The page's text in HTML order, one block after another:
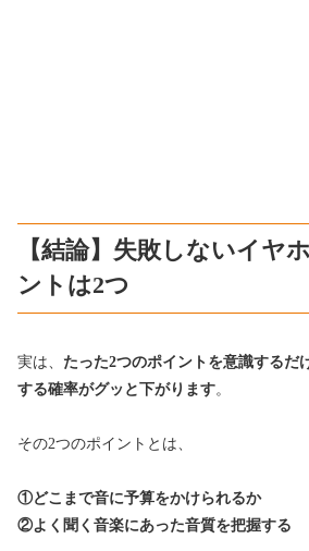
【結論】失敗しないイヤ
ントは2つ
実は、 たった2つのポイントを意識するだ
する確率がグッと下がります。
その2つのポイントとは、
①どこまで音に予算をかけられるか
②よく聞く音楽にあった音質を把握する